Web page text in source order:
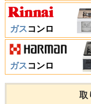
ガス コンロ
ガス コンロ
取